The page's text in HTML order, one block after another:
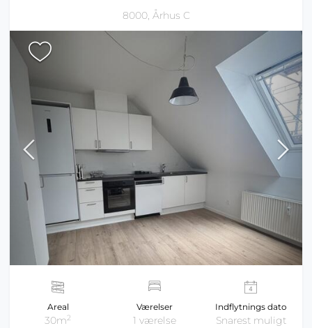
8000, Århus C
Areal
30m2
Værelser
1 værelse
Indflytnings dato
Snarest muligt